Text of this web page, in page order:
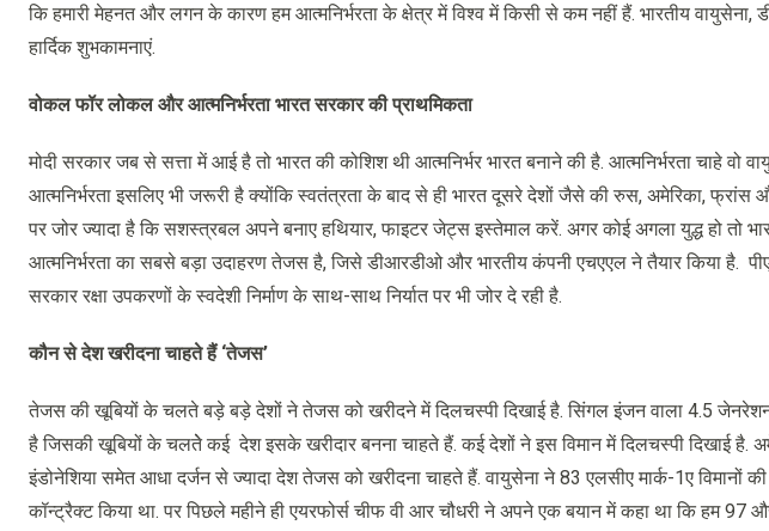
कि हमारी मेहनत और लगन के कारण हम आत्मनिर्भरता के क्षेत्र में विश्व में किसी से कम नहीं हैं. भारतीय
हार्दिक शुभकामनाएं.
वोकल फॉर लोकल और आत्मनिर्भरता भारत सरकार की प्राथमिकता
मोदी सरकार जब से सत्ता में आई है तो भारत की कोशिश थी आत्मनिर्भर भारत बनाने की है. आत्मनिर्भरता चाहे वो
आत्मनिर्भरता इसलिए भी जरूरी है क्योंकि स्वतंत्रता के बाद से ही भारत दूसरे देशों जैसे की रुस, अमेरिका, फ्रांस
पर जोर ज्यादा है कि सशस्त्रबल अपने बनाए हथियार, फाइटर जेट्स इस्तेमाल करें. अगर कोई अगला युद्ध हो तो
आत्मनिर्भरता का सबसे बड़ा उदाहरण तेजस है, जिसे डीआरडीओ और भारतीय कंपनी एचएएल ने तैयार किया है.
सरकार रक्षा उपकरणों के स्वदेशी निर्माण के साथ-साथ निर्यात पर भी जोर दे रही है.
कौन से देश खरीदना चाहते हैं ‘तेजस’
तेजस की खूबियों के चलते बड़े बड़े देशों ने तेजस को खरीदने में दिलचस्पी दिखाई है. सिंगल इंजन वाला 4.5
है जिसकी खूबियों के चलतेे कई देश इसके खरीदार बनना चाहते हैं. कई देशों ने इस विमान में दिलचस्पी दिखाई है.
इंडोनेशिया समेत आधा दर्जन से ज्यादा देश तेजस को खरीदना चाहते हैं. वायुसेना ने 83 एलसीए मार्क-1ए
कॉन्ट्रैक्ट किया था. पर पिछले महीने ही एयरफोर्स चीफ वी आर चौधरी ने अपने एक बयान में कहा था कि हम 97